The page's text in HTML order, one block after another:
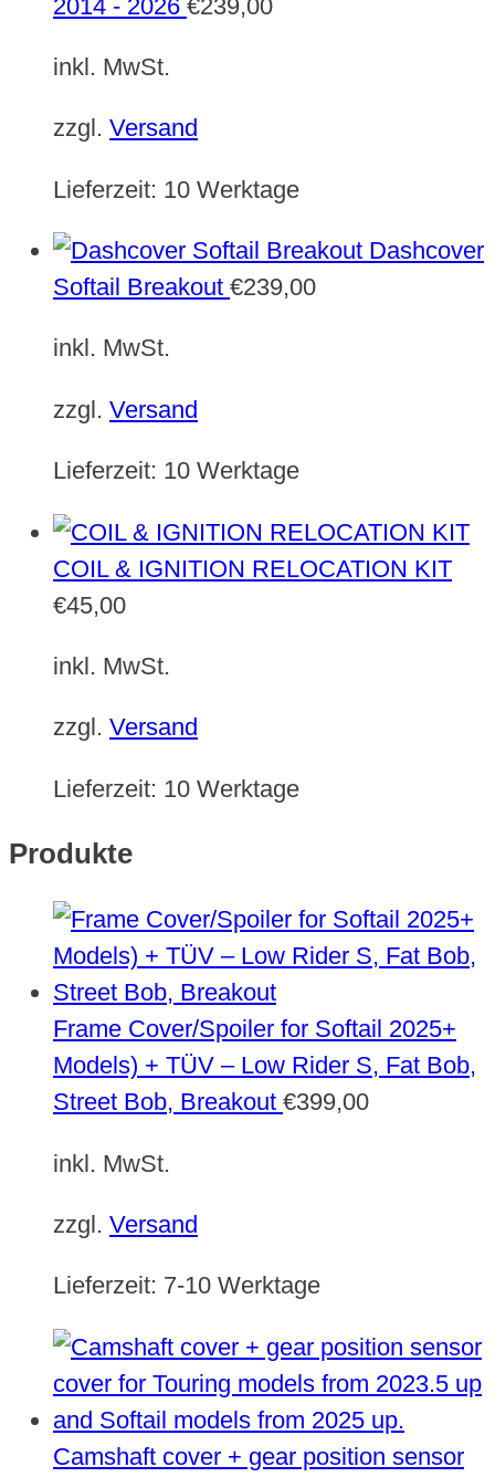
2014 - 2026 €239,00
inkl. MwSt.
zzgl. Versand
Lieferzeit: 10 Werktage
Dashcover
Softail Breakout €239,00
inkl. MwSt.
zzgl. Versand
Lieferzeit: 10 Werktage
COIL & IGNITION RELOCATION KIT
€45,00
inkl. MwSt.
zzgl. Versand
Lieferzeit: 10 Werktage
Produkte
Frame Cover/Spoiler for Softail 2025+
Models) + TÜV – Low Rider S, Fat Bob,
Street Bob, Breakout €399,00
inkl. MwSt.
zzgl. Versand
Lieferzeit: 7-10 Werktage
Camshaft cover + gear position sensor